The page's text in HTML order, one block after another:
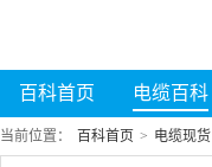
百科首页 电缆百科
当前位置： 百科首页 > 电缆现货